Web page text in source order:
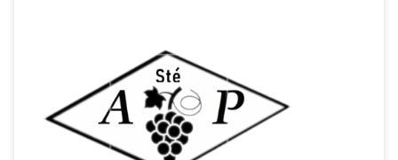
Les poinçons, Quésaco? Cherchez bien sur vos bijoux, si c’est
de l’or ou de l’argent, il y a à coup sûr de petites marques. Il
en existe deux sortes : le poinçon de garantie et le poinçon
de maître. Ce sont des garanties protégeant le
consommateur, le législateur et l’artisan. […]